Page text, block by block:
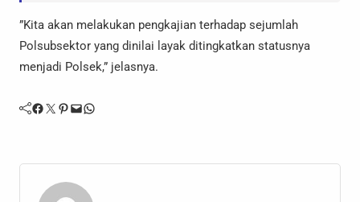
”Kita akan melakukan pengkajian terhadap sejumlah
Polsubsektor yang dinilai layak ditingkatkan statusnya
menjadi Polsek,” jelasnya.
Facebook Twitter Pinterest Mail WhatsApp